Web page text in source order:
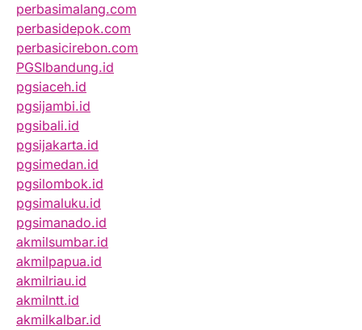
perbasimalang.com
perbasidepok.com
perbasicirebon.com
PGSIbandung.id
pgsiaceh.id
pgsijambi.id
pgsibali.id
pgsijakarta.id
pgsimedan.id
pgsilombok.id
pgsimaluku.id
pgsimanado.id
akmilsumbar.id
akmilpapua.id
akmilriau.id
akmilntt.id
akmilkalbar.id